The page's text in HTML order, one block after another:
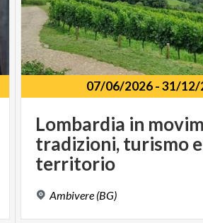
07/06/2026-31/12/
Lombardia in
tradizioni, turismo e
territorio
Ambivere (BG)